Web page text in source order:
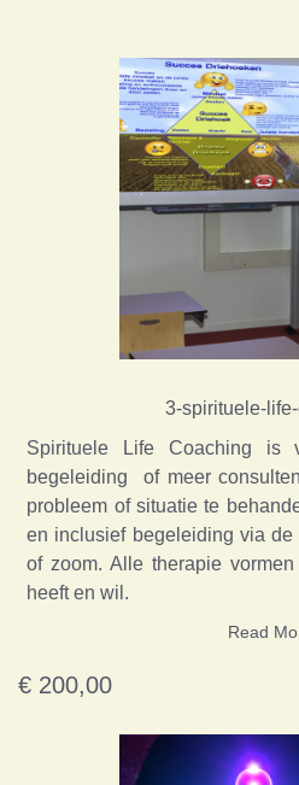
3-spirituele-
Spirituele Life Coaching is
begeleiding of meer
probleem of situatie te
en inclusief begeleiding via de
of zoom. Alle therapie
heeft en wil.
Read
€ 200,00